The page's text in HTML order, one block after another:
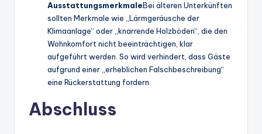
AusstattungsmerkmaleBei älteren Unterkünften
sollten Merkmale wie „Lärmgeräusche der
Klimaanlage“ oder „knarrende Holzböden“, die den
Wohnkomfort nicht beeinträchtigen, klar
aufgeführt werden. So wird verhindert, dass Gäste
aufgrund einer „erheblichen Falschbeschreibung“
eine Rückerstattung fordern.
Abschluss